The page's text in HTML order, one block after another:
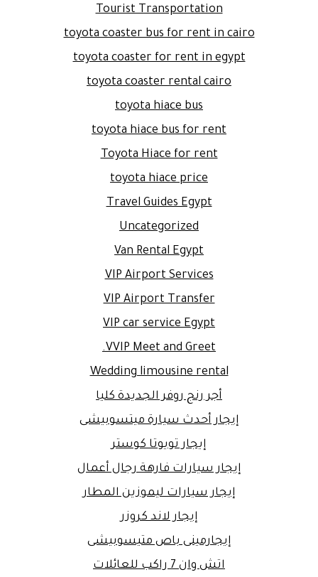
Tourist Transportation
toyota coaster bus for rent in cairo
toyota coaster for rent in egypt
toyota coaster rental cairo
toyota hiace bus
toyota hiace bus for rent
Toyota Hiace for rent
toyota hiace price
Travel Guides Egypt
Uncategorized
Van Rental Egypt
VIP Airport Services
VIP Airport Transfer
VIP car service Egypt
VVIP Meet and Greet.
Wedding limousine rental
أجر رنج روفر الجديدة كليا
إيجار أحدث سيارة ميتسوبيشى
إيجار تويوتا كوستر
إيجار سيارات فارهة رجال أعمال
إيجار سيارات ليموزين المطار
إيجار لاند كروزر
إيجارمينى باص متيسوبيشى
اتش وان 7 راكب للعائلات